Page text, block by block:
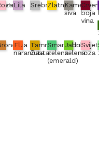
Lila SrebrnaZlatnaKameno
siva
boja
vina
Fl.
narančasta
Tamno
žuta
Smaragdno
zelena
(emerald)
Jabuka
zelenaroza